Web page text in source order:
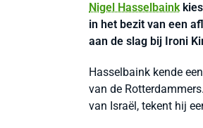
Nigel Hasselbaink
in het bezit van een
aan de slag bij Ironi
Hasselbaink kende
van de
van Israël, tekent hij